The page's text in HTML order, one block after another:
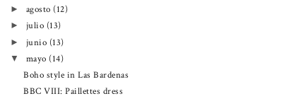
► agosto (12)
► julio (13)
► junio (13)
▼ mayo (14)
Boho style in Las Bardenas
BBC VIII: Paillettes dress